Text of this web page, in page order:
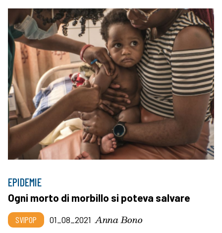
EPIDEMIE
Ogni morto di morbillo si poteva salvare
SVIPOP 01_08_2021 Anna Bono